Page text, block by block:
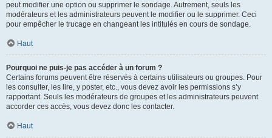
peut modifier une option ou supprimer le sondage. Autrement, seuls les
modérateurs et les administrateurs peuvent le modifier ou le supprimer. Ceci
pour empêcher le trucage en changeant les intitulés en cours de sondage.
Haut
Pourquoi ne puis-je pas accéder à un forum ?
Certains forums peuvent être réservés à certains utilisateurs ou groupes. Pour
les consulter, les lire, y poster, etc., vous devez avoir les permissions s’y
rapportant. Seuls les modérateurs de groupes et les administrateurs peuvent
accorder ces accès, vous devez donc les contacter.
Haut